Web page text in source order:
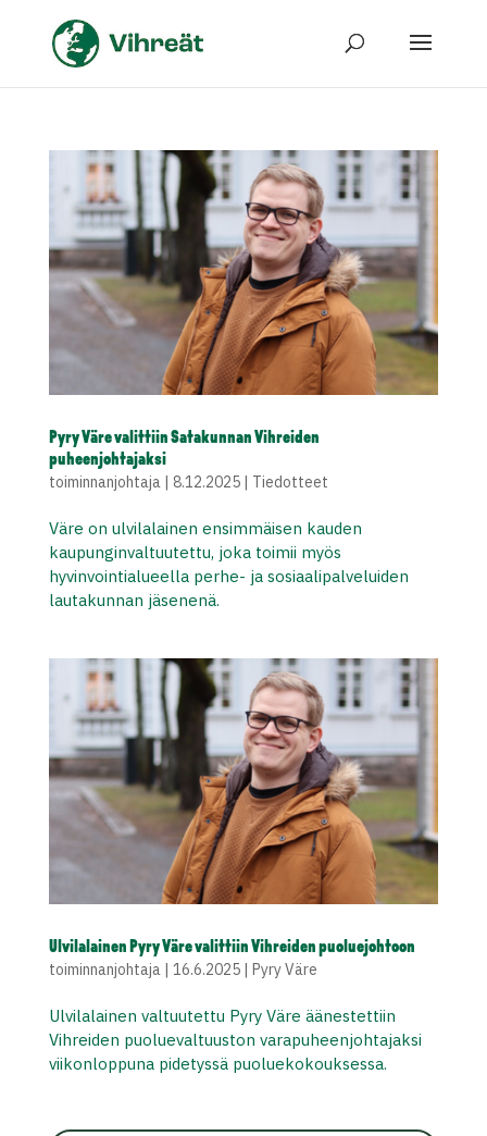
Pyry Väre valittiin Satakunnan Vihreiden
puheenjohtajaksi
toiminnanjohtaja| 8.12.2025| Tiedotteet
Väre on ulvilalainen ensimmäisen kauden
kaupunginvaltuutettu, joka toimii myös
hyvinvointialueella perhe- ja sosiaalipalveluiden
lautakunnan jäsenenä.
Ulvilalainen Pyry Väre valittiin Vihreiden puoluejohtoon
toiminnanjohtaja| 16.6.2025| Pyry Väre
Ulvilalainen valtuutettu Pyry Väre äänestettiin
Vihreiden puoluevaltuuston varapuheenjohtajaksi
viikonloppuna pidetyssä puoluekokouksessa.